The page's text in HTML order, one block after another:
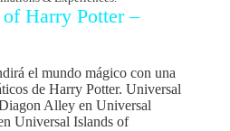
Harry Potter –
el mundo mágico con una
de Harry Potter. Universal
Alley en Universal
Universal Islands of